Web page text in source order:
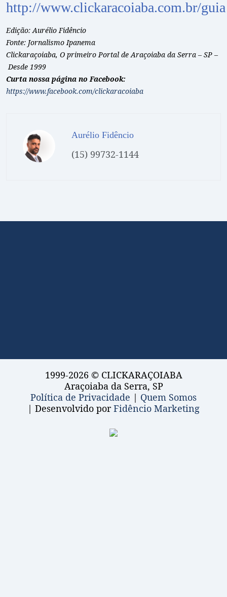
Edição: Aurélio Fidêncio
Fonte: Jornalismo Ipanema
Clickaraçoiaba, O primeiro Portal de Araçoiaba da Serra – SP –
Desde 1999
Curta nossa página no Facebook:
https://www.facebook.com/clickaracoiaba
Aurélio Fidêncio
(15) 99732-1144
1999-2026 © CLICKARAÇOIABA
Araçoiaba da Serra, SP
Política de Privacidade | Quem Somos
| Desenvolvido porFidêncio Marketing